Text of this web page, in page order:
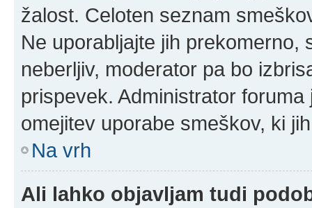
žalost. Celoten seznam
Ne uporabljajte jih
neberljiv, moderator pa bo
prispevek. Administrator
omejitev uporabe smeškov, ki
Na vrh
Ali lahko objavljam tudi